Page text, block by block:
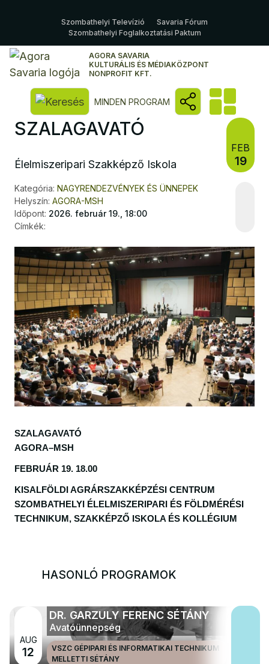
Szombathelyi Televízió
Savaria Fórum
Szombathelyi Foglalkoztatási Paktum
AGORA SAVARIA
KULTURÁLIS ÉS MÉDIAKÖZPONT
NONPROFIT KFT.
Kereső megnyitása
MINDEN PROGRAM
SZALAGAVATÓ
Élelmiszeripari Szakképző Iskola
FEB
19
Kategória: NAGYRENDEZVÉNYEK ÉS ÜNNEPEK
Helyszín: AGORA-MSH
Időpont: 2026. február 19., 18:00
Címkék:
SZALAGAVATÓ
AGORA–MSH
FEBRUÁR 19. 18.00
KISALFÖLDI AGRÁRSZAKKÉPZÉSI CENTRUM
SZOMBATHELYI ÉLELMISZERIPARI ÉS FÖLDMÉRÉSI
TECHNIKUM, SZAKKÉPZŐ ISKOLA ÉS KOLLÉGIUM
HASONLÓ PROGRAMOK
AUG
12
DR. GARZULY FERENC SÉTÁNY
Avatóünnepség
VSZC GÉPIPARI ÉS INFORMATIKAI TECHNIKUM
MELLETTI SÉTÁNY